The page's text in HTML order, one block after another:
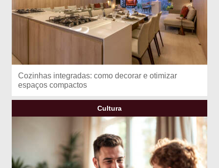
Cozinhas integradas: como decorar e otimizar
espaços compactos
Cultura